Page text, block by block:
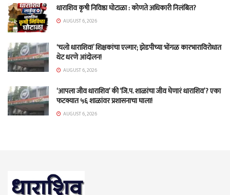
धाराशिव कृषी निविष्ठा घोटाळा : कोणते अधिकारी निलंबित?
AUGUST 6, 2026
‘चलो धाराशिव!’ शिक्षकांचा एल्गार; झेडपीच्या भोंगळ कारभाराविरोधात
थेट धरणे आंदोलन!
AUGUST 6, 2026
‘आपला जीव धाराशिव’ की ‘जि.प. शाळांचा जीव घेणारं धाराशिव’? एका
फटक्यात ५६ शाळांवर प्रशासनाचा घाला!
AUGUST 6, 2026